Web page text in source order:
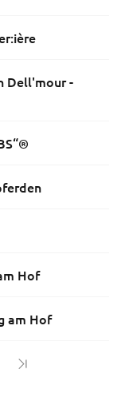
Dell'mour -
Hof
am Hof